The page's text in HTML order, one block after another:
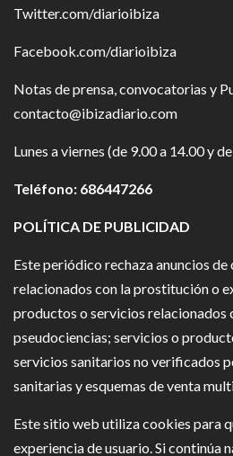
Twitter.com/diarioibiza
Facebook.com/diarioibiza
Notas de prensa, convocatorias y
contacto@ibizadiario.com
Lunes a viernes (de 9.00 a 14.00 y
Teléfono: 686447266
POLÍTICA DE PUBLICIDAD
Este periódico rechaza anuncios
relacionados con la prostitución o
productos o servicios relacionados
pseudociencias; servicios o
servicios sanitarios no verificados
sanitarias y esquemas de venta
Este sitio web utiliza cookies para
experiencia de usuario. Si continúa